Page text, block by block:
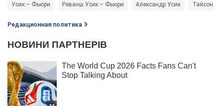
Усик – Фьюри Реванш Усик – Фьюри Александр Усик Тайсон
Редакционная политика